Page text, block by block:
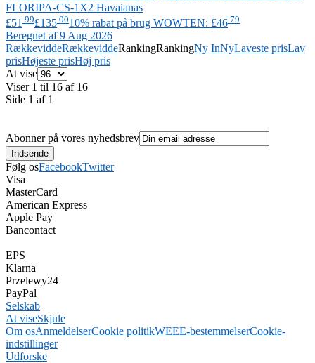
FLORIPA-CS-1X2 Havaianas
£51 .99£135 .0010% rabat på brug WOWTEN: £46 .79
Beregnet af 9 Aug 2026
RækkeviddeRækkeviddeRankingRankingNy InNyLaveste prisLav
prisHøjeste prisHøj pris
At vise
Viser 1 til 16 af 16
Side 1 af 1
Abonner på vores nyhedsbrev
Følg osFacebookTwitter
Visa
MasterCard
American Express
Apple Pay
Bancontact
EPS
Klarna
Przelewy24
PayPal
Selskab
At viseSkjule
Om osAnmeldelserCookie politikWEEE-bestemmelserCookie-
indstillinger
Udforske